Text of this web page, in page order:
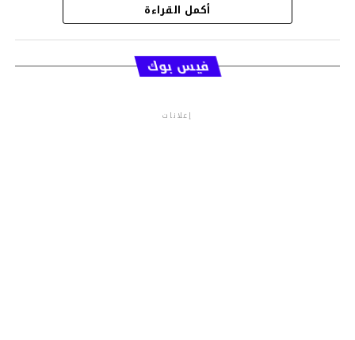
قسم الاخبار
أكمل القراءة
فيس بوك
إعلانات